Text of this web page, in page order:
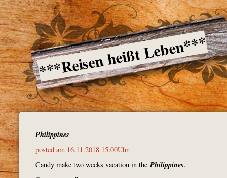
***Reisen heißt Leben***
Philippines
posted am 16.11.2018 15:00Uhr
Candy make two weeks vacation in thePhilippines.